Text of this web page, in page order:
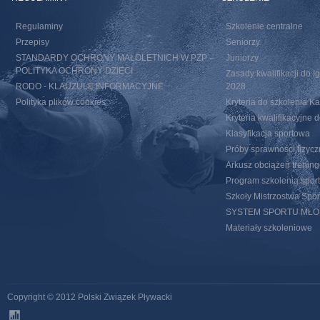
Regulaminy
Przepisy
STANDARDY OCHRONY MAŁOLETNICH W PZP –
POLITYKA OCHRONY DZIECI
RODO - KLAUZULE INFORMACYJNE
Polityka plików cookies
Szkolenie centralne
Seniorzy
Juniorzy
Zasady kwalifikacji do
2028
Kryteria do szkolenia
Kryteria kwalifikacyjne
Klasyfikacja sportowa
Próby sprawności
Arkusz obciążeń
Program szkolenia
Szkoły Mistrzostwa
SYSTEM SPORTU
Materiały szkoleniowe
Copyright © 2012 Polski Związek Pływacki